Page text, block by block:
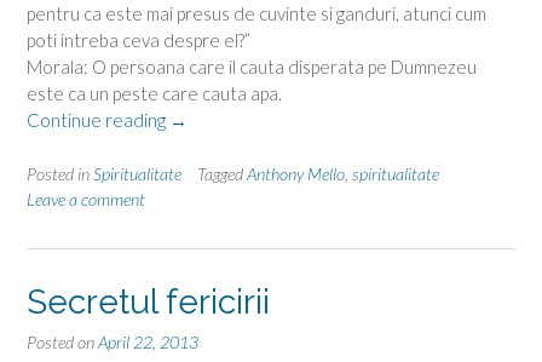
pentru ca este mai presus de cuvinte si ganduri, atunci cum
poti intreba ceva despre el?”
Morala: O persoana care il cauta disperata pe Dumnezeu
este ca un peste care cauta apa.
Continue reading “Anthony
Mello
schimbare,
→
Posted inSpiritualitate TaggedAnthony Mello spiritualitate
Leave a comment
Secretul fericirii
Posted onApril 22, 2013